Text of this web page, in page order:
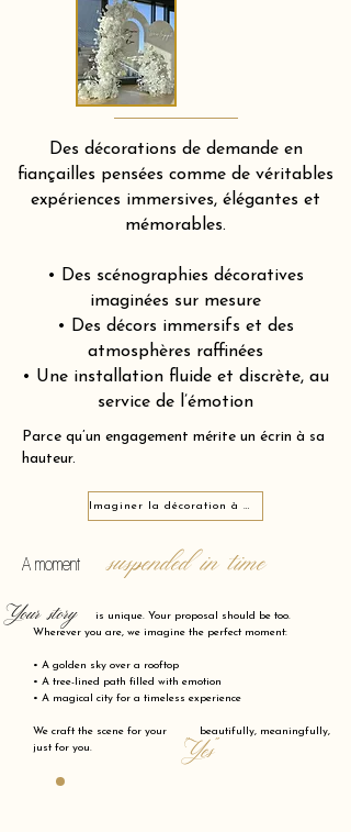
Des décorations de demande en
fiançailles pensées comme de véritables
expériences immersives, élégantes et
mémorables.
• Des scénographies décoratives
imaginées sur mesure
• Des décors immersifs et des
atmosphères raffinées
• Une installation fluide et discrète, au
service de l’émotion
Parce qu’un engagement mérite un écrin à sa
hauteur.
Imaginer la décoration à Donchery 08350
A moment suspended in time
is unique. Your proposal should be too.
Wherever you are, we imagine the perfect moment:
• A golden sky over a rooftop
• A tree-lined path filled with emotion
• A magical city for a timeless experience
We craft the scene for your beautifully, meaningfully,
just for you.
"Yes"
Your story